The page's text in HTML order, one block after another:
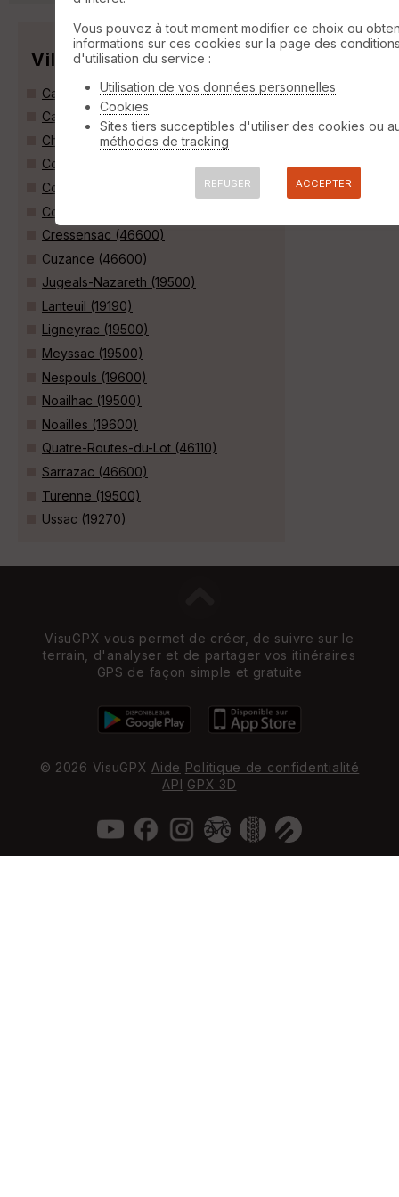
Villes
Cavagnac (46110)
Cazillac (46600)
Chauffour-sur-Vell (19500)
Collonges-la-Rouge (19500)
Condat (46110)
Cosnac (19360)
Cressensac (46600)
Cuzance (46600)
Jugeals-Nazareth (19500)
Lanteuil (19190)
Ligneyrac (19500)
Meyssac (19500)
Nespouls (19600)
Noailhac (19500)
Noailles (19600)
Quatre-Routes-du-Lot (46110)
Sarrazac (46600)
Turenne (19500)
Ussac (19270)
VisuGPX vous permet de créer, de suivre sur le
terrain, d'analyser et de partager vos itinéraires
GPS de façon simple et gratuite
© 2026 VisuGPX Aide Politique de confidentialité
API GPX 3D
Vous pouvez à tout moment modifier ce choix ou
informations sur ces cookies sur la page des
d'utilisation du service :
Utilisation de vos données personnelles
Cookies
Sites tiers succeptibles d'utiliser des cookies ou
méthodes de tracking
REFUSER ACCEPTER